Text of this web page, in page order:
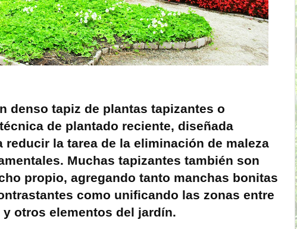
denso tapiz de plantas tapizantes o
de plantado reciente, diseñada
reducir la tarea de la eliminación de maleza
Muchas tapizantes también son
propio, agregando tanto manchas bonitas
como unificando las zonas entre
otros elementos del jardín.